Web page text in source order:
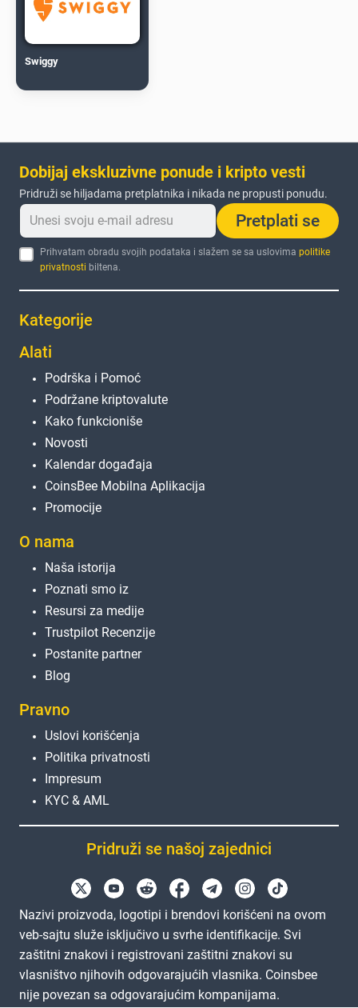
Swiggy
Dobijaj ekskluzivne ponude i kripto vesti
Pridruži se hiljadama pretplatnika i nikada ne propusti ponudu.
Pretplati se
Prihvatam obradu svojih podataka i slažem se sa uslovimapolitike
privatnosti biltena.
Kategorije
Alati
Podrška i Pomoć
Podržane kriptovalute
Kako funkcioniše
Novosti
Kalendar događaja
CoinsBee Mobilna Aplikacija
Promocije
O nama
Naša istorija
Poznati smo iz
Resursi za medije
Trustpilot Recenzije
Postanite partner
Blog
Pravno
Uslovi korišćenja
Politika privatnosti
Impresum
KYC & AML
Pridruži se našoj zajednici
Nazivi proizvoda, logotipi i brendovi korišćeni na ovom
veb-sajtu služe isključivo u svrhe identifikacije. Svi
zaštitni znakovi i registrovani zaštitni znakovi su
vlasništvo njihovih odgovarajućih vlasnika. Coinsbee
nije povezan sa odgovarajućim kompanijama.